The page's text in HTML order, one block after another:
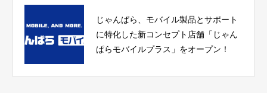
じゃんぱら、モバイル製品とサポート
に特化した新コンセプト店舗「じゃん
ぱらモバイルプラス」をオープン！